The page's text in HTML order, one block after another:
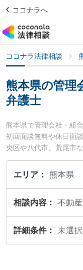
ココナラへ
ココナラ法律相談
熊本県の管理
弁護士
熊本県で管理会社・組
初回面談無料や休日面
央区や八代市、荒尾市
いに関係する立ち退き
り込み検索もでき便利
で土日や夜間に発生し
弁護士に相談したい』
豊富な近くの弁護士を
エリア 熊本県
相談内容 不動
詳細条件 未選択